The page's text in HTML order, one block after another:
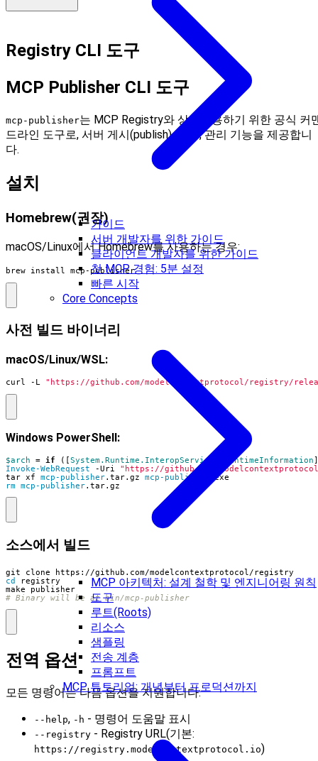
가이드
서버 개발자를 위한 가이드
클라이언트 개발자를 위한 가이드
첫 MCP 경험: 5분 설정
빠른 시작
Core Concepts
MCP 아키텍처: 설계 철학 및 엔지니어링 원칙
도구
루트(Roots)
리소스
샘플링
전송 계층
프롬프트
MCP 튜토리얼: 개념부터 프로덕션까지
Registry CLI 도구
MCP Publisher CLI 도구
mcp-publisher는 MCP Registry와 상호작용하기 위한 공식 커
드라인 도구로, 서버 게시(publish), 인증, 관리 기능을 제공합니
다.
설치
Homebrew(권장)
macOS/Linux에서 Homebrew를 사용하는 경우:
brew install mcp-publisher
사전 빌드 바이너리
macOS/Linux/WSL:
curl -L "https://github.com/modelcontextprotocol/registry/
Windows PowerShell:
$arch = if ([System.Runtime.InteropServices.RuntimeInformation
Invoke-WebRequest
-Uri
"https://github.com/
tar xf mcp-publisher. tar. gz mcp-publisher
exe
rm mcp-publisher. tar. gz
소스에서 빌드
cd
# Binary will be at bin/mcp-publisher
전역 옵션
모든 명령어는 다음 옵션을 지원합니다:
--help, -h - 명령어 도움말 표시
--registry - Registry URL(기본:
https://registry.modelcontextprotocol.io)